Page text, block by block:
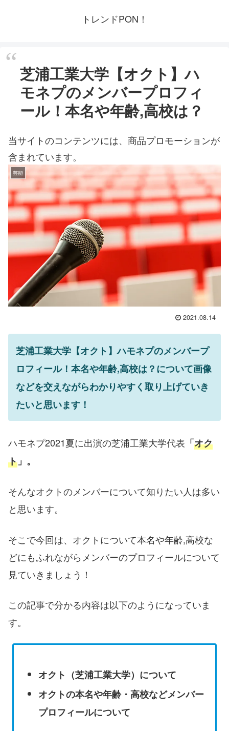
トレンドPON！
芝浦工業大学【オクト】ハ
モネプのメンバープロフィ
ール！本名や年齢,高校は？
当サイトのコンテンツには、商品プロモーションが
含まれています。
芸能
2021.08.14
芝浦工業大学【オクト】ハモネプのメンバープ
ロフィール！本名や年齢,高校は？について画像
などを交えながらわかりやすく取り上げていき
たいと思います！
ハモネプ2021夏に出演の芝浦工業大学代表 「オク
ト」。
そんなオクトのメンバーについて知りたい人は多い
と思います。
そこで今回は、オクトについて本名や年齢,高校な
どにもふれながらメンバーのプロフィールについて
見ていきましょう！
この記事で分かる内容は以下のようになっていま
す。
オクト（芝浦工業大学）について
オクトの本名や年齢・高校などメンバー
プロフィールについて